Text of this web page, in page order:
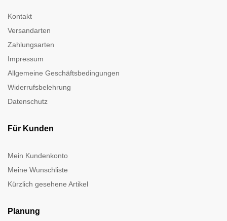
Kontakt
Versandarten
Zahlungsarten
Impressum
Allgemeine Geschäftsbedingungen
Widerrufsbelehrung
Datenschutz
Für Kunden
Mein Kundenkonto
Meine Wunschliste
Kürzlich gesehene Artikel
Planung